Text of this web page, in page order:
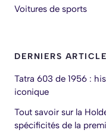
Voitures de sports
DERNIERS
Tatra 603 de 1956 :
iconique
Tout savoir sur la
spécificités de la